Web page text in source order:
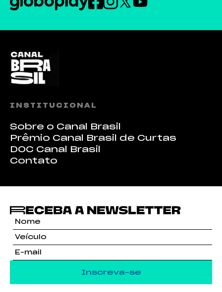
INSTITUCIONAL
Sobre o Canal Brasil
Prêmio Canal Brasil de Curtas
DOC Canal Brasil
Contato